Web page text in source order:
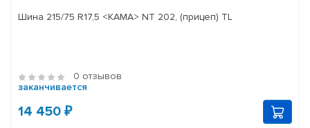
Шина 215/75 R17,5 <КАМА> NT 202, (прицеп) TL
0 отзывов
заканчивается
14 450 ₽